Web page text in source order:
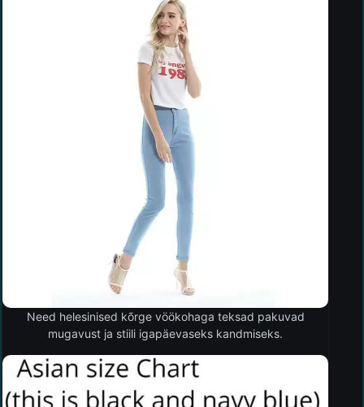
Need helesinised kõrge vöökohaga teksad pakuvad
mugavust ja stiili igapäevaseks kandmiseks.